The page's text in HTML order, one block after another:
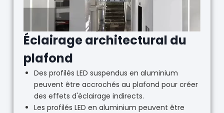
Éclairage architectural du
plafond
Des profilés LED suspendus en aluminium
peuvent être accrochés au plafond pour créer
des effets d'éclairage indirects.
Les profilés LED en aluminium peuvent être